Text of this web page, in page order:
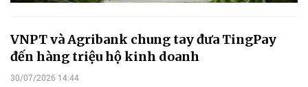
VNPT và Agribank chung tay đưa TingPay
đến hàng triệu hộ kinh doanh
30/07/2026 14:44